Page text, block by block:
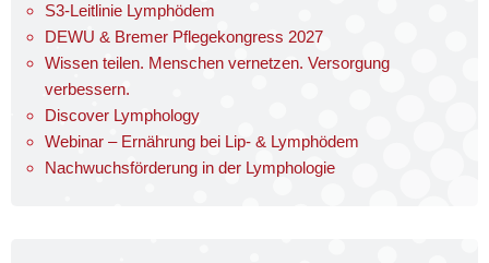
S3-Leitlinie Lymphödem
DEWU & Bremer Pflegekongress 2027
Wissen teilen. Menschen vernetzen. Versorgung
verbessern.
Discover Lymphology
Webinar – Ernährung bei Lip- & Lymphödem
Nachwuchsförderung in der Lymphologie